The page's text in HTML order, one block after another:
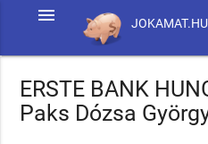
JOKAMAT.HU
menu
ERSTE BANK
Paks Dózsa